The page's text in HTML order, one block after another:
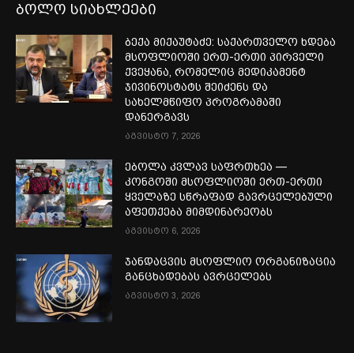
ბოლო სიახლეები
ბექა მიქაუტაძე: საქართველო ხდება
მსოფლიოში ერთ-ერთი პირველი
ქვეყანა, რომელიც მედიკამენტ
ჯივინოსტატს შეიძენს და
სახელმწიფო პროგრამაში
დანერგავს
აგვისტო 7, 2026
ებოლა კვლავ საფრთხეა —
კონგოში მსოფლიოში ერთ-ერთი
ყველაზე სწრაფად გავრცელებული
აფეთქება მიმდინარეობს
აგვისტო 6, 2026
ჯანდაცვის მსოფლიო ორგანიზაცია
განცხადებას ავრცელებს
აგვისტო 3, 2026